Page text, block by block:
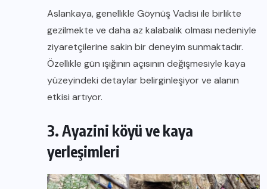
Aslankaya, genellikle Göynüş Vadisi ile birlikte
gezilmekte ve daha az kalabalık olması nedeniyle
ziyaretçilerine sakin bir deneyim sunmaktadır.
Özellikle gün ışığının açısının değişmesiyle kaya
yüzeyindeki detaylar belirginleşiyor ve alanın
etkisi artıyor.
3. Ayazini köyü ve kaya
yerleşimleri